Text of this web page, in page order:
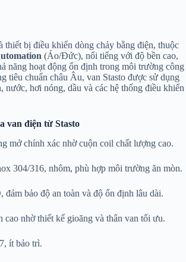
thiết bị điều khiển dòng chảy bằng điện, thuộc
(Áo/Đức), nổi tiếng với độ bền cao,
năng hoạt động ổn định trong môi trường công
tiêu chuẩn châu Âu, van Stasto được sử dụng
nước, hơi nóng, dầu và các hệ thống điều khiển
van điện từ Stasto
mở chính xác nhờ cuộn coil chất lượng cao.
304/316, nhôm, phù hợp môi trường ăn mòn.
đảm bảo độ an toàn và độ ổn định lâu dài.
nhờ thiết kế gioăng và thân van tối ưu.
ít bảo trì.